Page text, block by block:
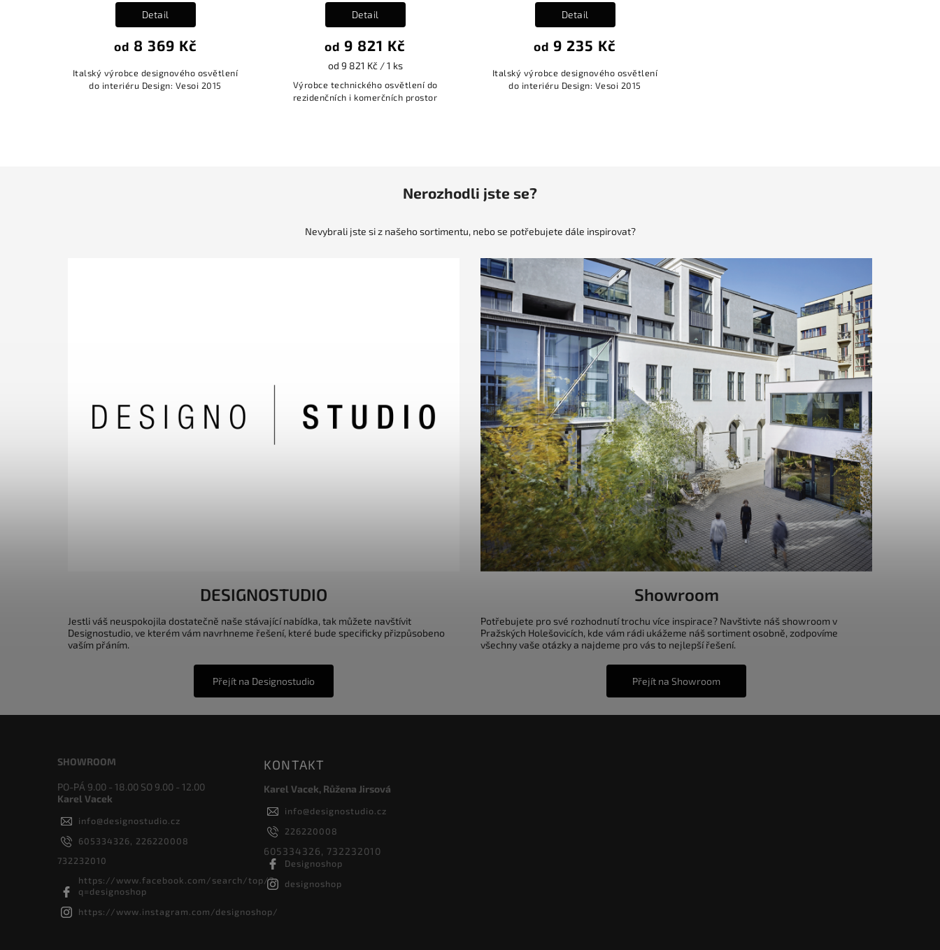
od 8 369 Kč
Detail
Italský výrobce designového osvětlení
do interiéru Design: Vesoi 2015
od 9 821 Kč
od 9 821 Kč / 1 ks
Detail
Výrobce technického osvětlení do
rezidenčních i komerčních prostor
od 9 235 Kč
Detail
Italský výrobce designového osvětlení
do interiéru Design: Vesoi 2015
Nerozhodli jste se?
Nevybrali jste si z našeho sortimentu, nebo se potřebujete dále inspirovat?
DESIGNOSTUDIO
Jestli váš neuspokojila dostatečně naše stávající nabídka, tak můžete navštívit
Designostudio, ve kterém vám navrhneme řešení, které bude specificky přizpůsobeno
vaším přáním.
Přejít na Designostudio
Showroom
Potřebujete pro své rozhodnutí trochu více inspirace? Navštivte náš showroom v
Pražských Holešovicích, kde vám rádi ukážeme náš sortiment osobně, zodpovíme
všechny vaše otázky a najdeme pro vás to nejlepší řešení.
Přejít na Showroom
SHOWROOM
PO-PÁ 9.00 - 18.00 SO 9.00 - 12.00
Karel Vacek
info@designostudio.cz
605334326, 226220008
732232010
https://www.facebook.com/search/top/?
q=designoshop
https://www.instagram.com/designoshop/
KONTAKT
Karel Vacek, Růžena Jirsová
info@designostudio.cz
226220008
605334326, 732232010
Designoshop
designoshop